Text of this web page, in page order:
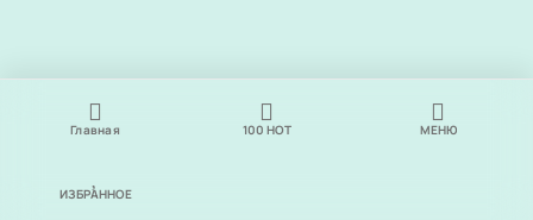
Главная 100 НОТ МЕНЮ
ИЗБРАННОЕ